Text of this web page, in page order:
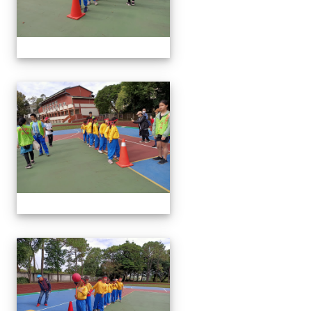
1091024運動會